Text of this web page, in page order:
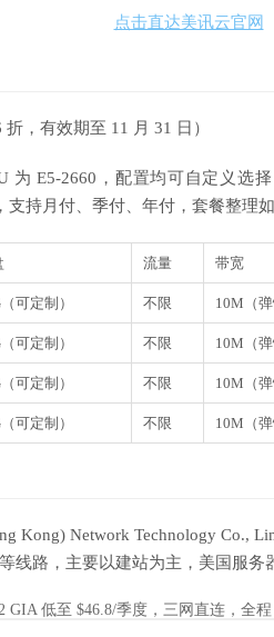
点击直达美讯云官网
折，有效期至 11 月 31 日）
为 E5-2660，配置均可自定义选
持月付、季付、 年付，套餐整理如
流量 带宽
可定制） 不限 10M（弹
可定制） 不限 10M（弹
可定制） 不限 10M（弹
可定制） 不限 10M（弹
Kong) Network Technology Co.,
线路，主要以建站为主，美国服务
GIA 低至 $46.8/季度，三网直连，全